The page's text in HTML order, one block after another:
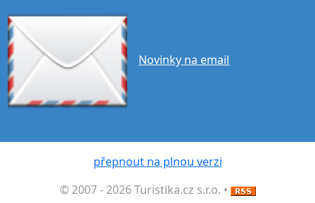
Novinky na email
přepnout na plnou verzi
© 2007 - 2026 Turistika.cz s.r.o. •